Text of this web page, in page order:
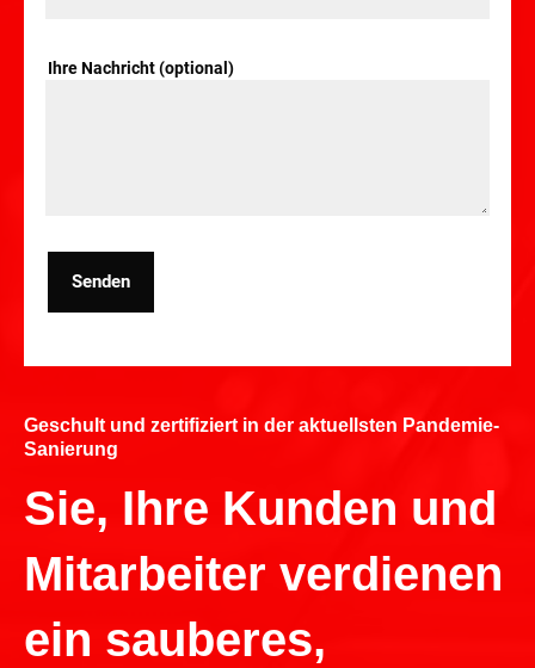
Ihre Nachricht (optional)
Senden
Geschult und zertifiziert in der aktuellsten Pandemie-
Sanierung
Sie, Ihre Kunden und
Mitarbeiter verdienen
ein sauberes,